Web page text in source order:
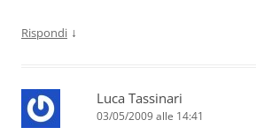
Rispondi ↓
Luca Tassinari
03/05/2009 alle 14:41